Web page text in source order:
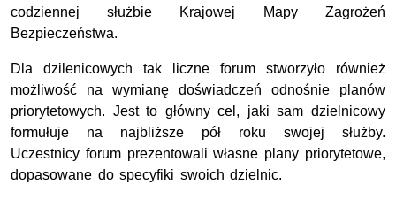
codziennej służbie Krajowej Mapy Zagrożeń
Bezpieczeństwa.
Dla dzilenicowych tak liczne forum stworzyło również
możliwość na wymianę doświadczeń odnośnie planów
priorytetowych. Jest to główny cel, jaki sam dzielnicowy
formułuje na najbliższe pół roku swojej służby.
Uczestnicy forum prezentowali własne plany priorytetowe,
dopasowane do specyfiki swoich dzielnic.